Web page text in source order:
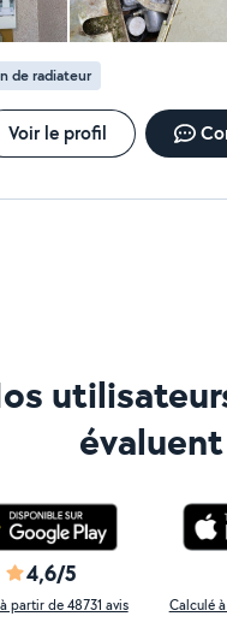
de radiateur
Voir le profil
évaluent
4,6/5
partir de 48731 avis Calculé